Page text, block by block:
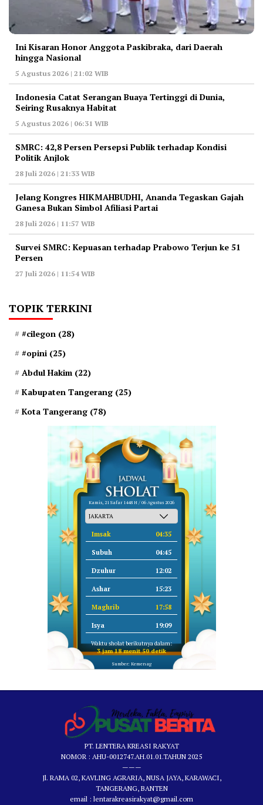
Ini Kisaran Honor Anggota Paskibraka, dari Daerah
hingga Nasional
5 Agustus 2026 | 21:02 WIB
Indonesia Catat Serangan Buaya Tertinggi di Dunia,
Seiring Rusaknya Habitat
5 Agustus 2026 | 06:31 WIB
‎SMRC: 42,8 Persen Persepsi Publik terhadap Kondisi
Politik Anjlok
28 Juli 2026 | 21:33 WIB
‎Jelang Kongres HIKMAHBUDHI, Ananda Tegaskan Gajah
Ganesa Bukan Simbol Afiliasi Partai
28 Juli 2026 | 11:57 WIB
‎Survei SMRC: Kepuasan terhadap Prabowo Terjun ke 51
Persen
27 Juli 2026 | 11:54 WIB
TOPIK TERKINI
#cilegon (28)
#opini (25)
Abdul Hakim (22)
Kabupaten Tangerang (25)
Kota Tangerang (78)
Kamis, 21 Safar 1448 H / 06 Agustus 2026
Imsak 04:35
Subuh 04:45
Dzuhur 12:02
Ashar 15:23
Maghrib 17:58
Isya 19:09
Waktu sholat berikutnya dalam:
3 jam 18 menit 49 detik
Sumber: Kemenag
PT. LENTERA KREASI RAKYAT
NOMOR : AHU-0012747.AH.01.01.TAHUN 2025
———
Jl. RAMA 02, KAVLING AGRARIA, NUSA JAYA, KARAWACI,
TANGERANG, BANTEN
email : lentarakreasirakyat@gmail.com